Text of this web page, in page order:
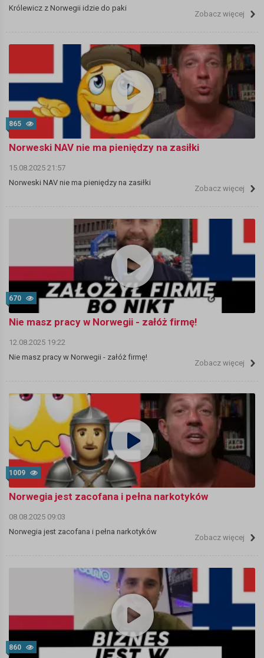
Królewicz z Norwegii idzie do paki
Zobacz więcej
865
Norweski NAV nie ma pieniędzy na zasiłki
15.08.2025 21:57
Norweski NAV nie ma pieniędzy na zasiłki
Zobacz więcej
670
Nie masz pracy w Norwegii - załóż firmę!
12.08.2025 19:22
Nie masz pracy w Norwegii - załóż firmę!
Zobacz więcej
1009
Norwegia jest zacofana i pełna narkotyków
08.08.2025 09:03
Norwegia jest zacofana i pełna narkotyków
Zobacz więcej
860